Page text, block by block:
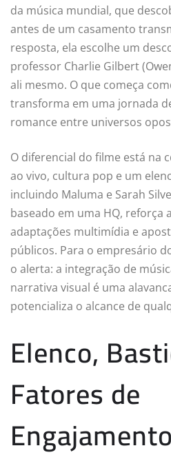
da música mundial, que
antes de um casamento
resposta, ela escolhe um
professor Charlie Gilbert
ali mesmo. O que começa
transforma em uma jornada
romance entre universos
O diferencial do filme está na
ao vivo, cultura pop e um
incluindo Maluma e Sarah
baseado em uma HQ, reforça
adaptações multimídia e
públicos. Para o empresário
o alerta: a integração de
narrativa visual é uma
potencializa o alcance de
Elenco,
Fatores de
Engajamento